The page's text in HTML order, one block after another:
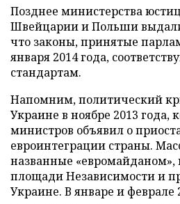
Позднее министерства
Швейцарии и Польши
что законы, принятые
января 2014 года,
стандартам.
Напомним, политический
Украине в ноябре 2013 года,
министров объявил о
евроинтеграции страны.
названные «евромайданом»,
площади Независимости и
Украине. В январе и феврале